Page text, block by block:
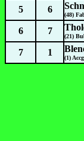
5 6
(48)
6 7
(21)
7 1
(1)